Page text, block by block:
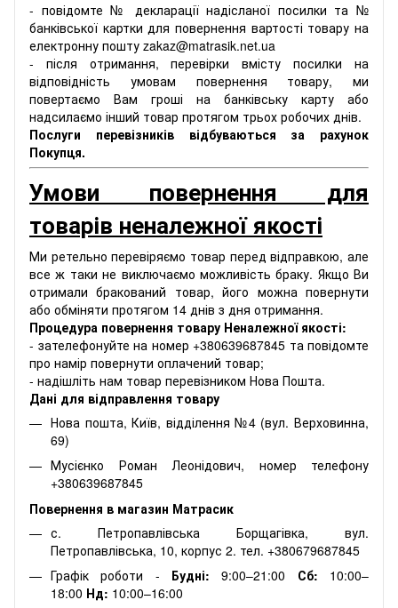
- повідомте № декларації надісланої посилки та №
банківської картки для повернення вартості товару на
електронну пошту zakaz@matrasik.net.ua
- після отримання, перевірки вмісту посилки на
відповідність умовам повернення товару, ми
повертаємо Вам гроші на банківську карту або
надсилаємо інший товар протягом трьох робочих днів.
Послуги перевізників відбуваються за рахунок
Покупця.
Умови повернення для
товарів неналежної якості
Ми ретельно перевіряємо товар перед відправкою, але
все ж таки не виключаємо можливість браку. Якщо Ви
отримали бракований товар, його можна повернути
або обміняти протягом 14 днів з дня отримання.
Процедура повернення товару Неналежної якості:
- зателефонуйте на номер +380639687845 та повідомте
про намір повернути оплачений товар;
- надішліть нам товар перевізником Нова Пошта.
Дані для відправлення товару
Нова пошта, Київ, відділення №4 (вул. Верховинна,
69)
Мусієнко Роман Леонідович, номер телефону
+380639687845
Повернення в магазин Матрасик
с. Петропавлівська Борщагівка, вул.
Петропавлівська, 10, корпус 2. тел. +380679687845
Графік роботи - Будні: 9:00–21:00 Сб: 10:00–
18:00 Нд: 10:00–16:00